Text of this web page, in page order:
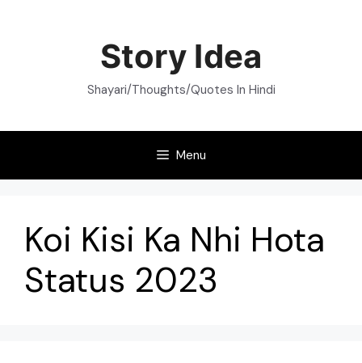
Story Idea
Shayari/Thoughts/Quotes In Hindi
Menu
Koi Kisi Ka Nhi Hota
Status 2023